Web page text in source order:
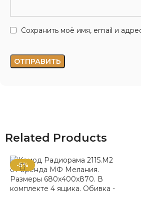
Сохранить моё имя, email и
Related Products
-5%